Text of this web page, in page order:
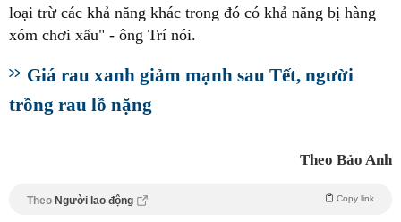
loại trừ các khả năng khác trong đó có khả năng bị hàng
xóm chơi xấu" - ông Trí nói.
Giá rau xanh giảm mạnh sau Tết, người
trồng rau lỗ nặng
Theo Bảo Anh
Theo Người lao động Copy link